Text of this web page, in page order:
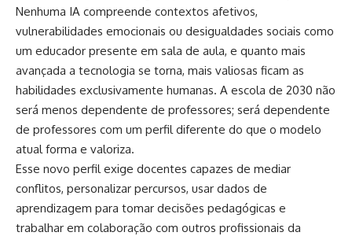
Nenhuma IA compreende contextos afetivos,
vulnerabilidades emocionais ou desigualdades sociais como
um educador presente em sala de aula, e quanto mais
avançada a tecnologia se torna, mais valiosas ficam as
habilidades exclusivamente humanas. A escola de 2030 não
será menos dependente de professores; será dependente
de professores com um perfil diferente do que o modelo
atual forma e valoriza.
Esse novo perfil exige docentes capazes de mediar
conflitos, personalizar percursos, usar dados de
aprendizagem para tomar decisões pedagógicas e
trabalhar em colaboração com outros profissionais da